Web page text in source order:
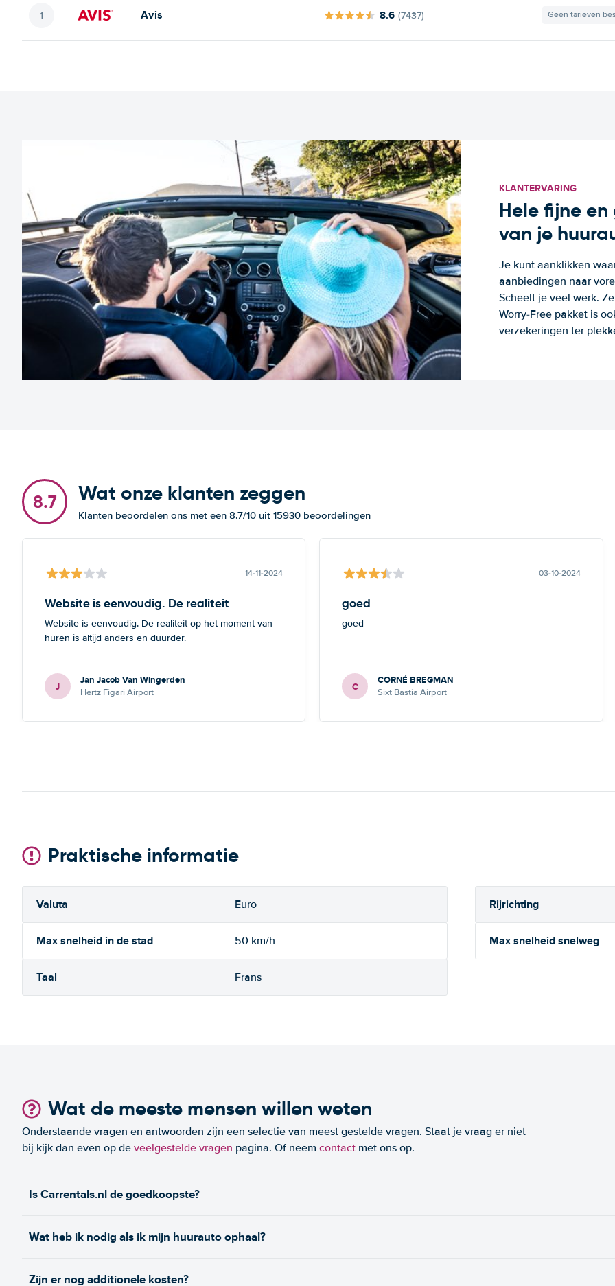
Avis 8.6 (7437) Geen tarieven
KLANTERVARING
Hele fijne
van je
Je kunt aanklikken
aanbiedingen naar
Scheelt je veel werk.
Worry-Free pakket is
verzekeringen ter
8.7 Wat onze klanten zeggen
Klanten beoordelen ons met een 8.7/10 uit 15930 beoordelingen
14-11-2024
Website is eenvoudig. De realiteit
Website is eenvoudig. De realiteit op het moment van
huren is altijd anders en duurder.
J Jan Jacob Van Wingerden
Hertz Figari Airport
03-10-2024
goed
goed
C CORNÉ BREGMAN
Sixt Bastia Airport
Praktische informatie
Valuta Euro Rijrichting
Max snelheid in de stad 50 km/h Max snelheid snelweg
Taal Frans
Wat de meeste mensen willen weten
Onderstaande vragen en antwoorden zijn een selectie van meest gestelde vragen. Staat je vraag er niet
bij kijk dan even op de veelgestelde vragen pagina. Of neem contact met ons op.
Is Carrentals.nl de goedkoopste?
Wat heb ik nodig als ik mijn huurauto ophaal?
Zijn er nog additionele kosten?